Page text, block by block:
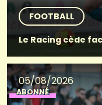
FOOTBALL
Le Racing cède
05/08/2026
ABONNÉ